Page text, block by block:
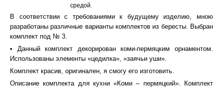
средой.
В соответствии с требованиями к будущему изделию, мною
разработаны различные варианты комплектов из бересты. Выбран
комплект под № 3.
• Данный комплект декорирован коми-пермяцким орнаментом.
Использованы элементы «цедилка», «заячьи уши».
Комплект красив, оригинален, я смогу его изготовить.
Описание комплекта для кухни «Коми – пермяцкий». Комплект